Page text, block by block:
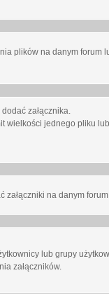
plików na danym forum
załącznika.
wielkości jednego pliku
na danym
lub grupy
załączników.